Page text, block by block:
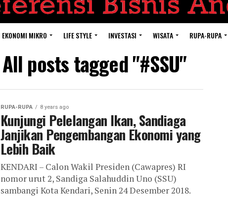
EKONOMI MIKRO LIFE STYLE INVESTASI WISATA RUPA-RUPA
All posts tagged "#SSU"
RUPA-RUPA 8 years ago
Kunjungi Pelelangan Ikan, Sandiaga
Janjikan Pengembangan Ekonomi yang
Lebih Baik
KENDARI – Calon Wakil Presiden (Cawapres) RI
nomor urut 2, Sandiga Salahuddin Uno (SSU)
sambangi Kota Kendari, Senin 24 Desember 2018.